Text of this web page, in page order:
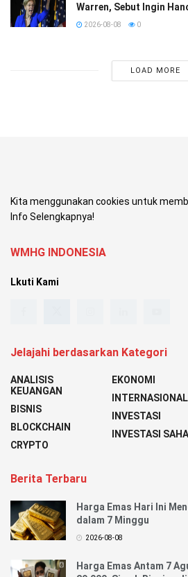
Warren, Sebut Ingin
2026-08-08 0
LOAD MORE
Kita menggunakan cookies untuk
Info Selengkapnya!
WMHG INDONESIA
Lkuti Kami
Jelajahi berdasarkan Kategori
ANALISIS
KEUANGAN
BISNIS
BLOCKCHAIN
CRYPTO
EKONOMI
INTERNASIONAL
INVESTASI
INVESTASI
Berita Terbaru
Harga Emas Hari Ini
dalam 7 Minggu
2026-08-08
Harga Emas Antam 7